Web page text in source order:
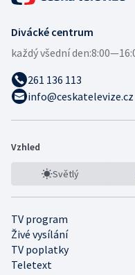
Divácké centrum
každý všední den:
261 136 113
info@ceskatelevize.cz
Vzhled
Světlý
TV program
Živé vysílání
TV poplatky
Teletext